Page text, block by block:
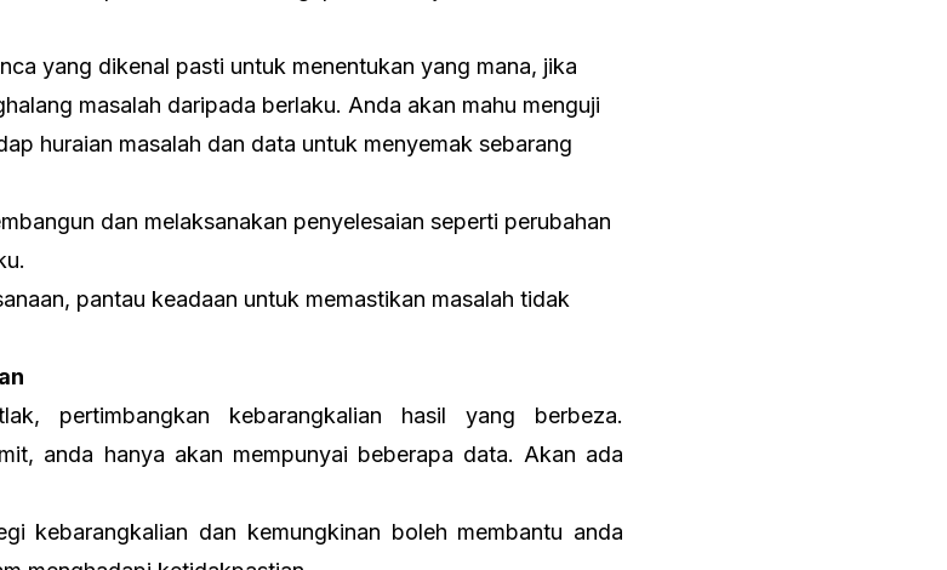
yang dikenal pasti untuk menentukan yang mana, jika
masalah daripada berlaku. Anda akan mahu menguji
huraian masalah dan data untuk menyemak sebarang
dan melaksanakan penyelesaian seperti perubahan
pantau keadaan untuk memastikan masalah tidak
pertimbangkan kebarangkalian hasil yang berbeza.
anda hanya akan mempunyai beberapa data. Akan ada
kebarangkalian dan kemungkinan boleh membantu anda